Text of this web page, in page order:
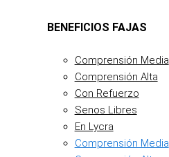
BENEFICIOS FAJAS
Comprensión Media
Comprensión Alta
Con Refuerzo
Senos Libres
En Lycra
Comprensión Media